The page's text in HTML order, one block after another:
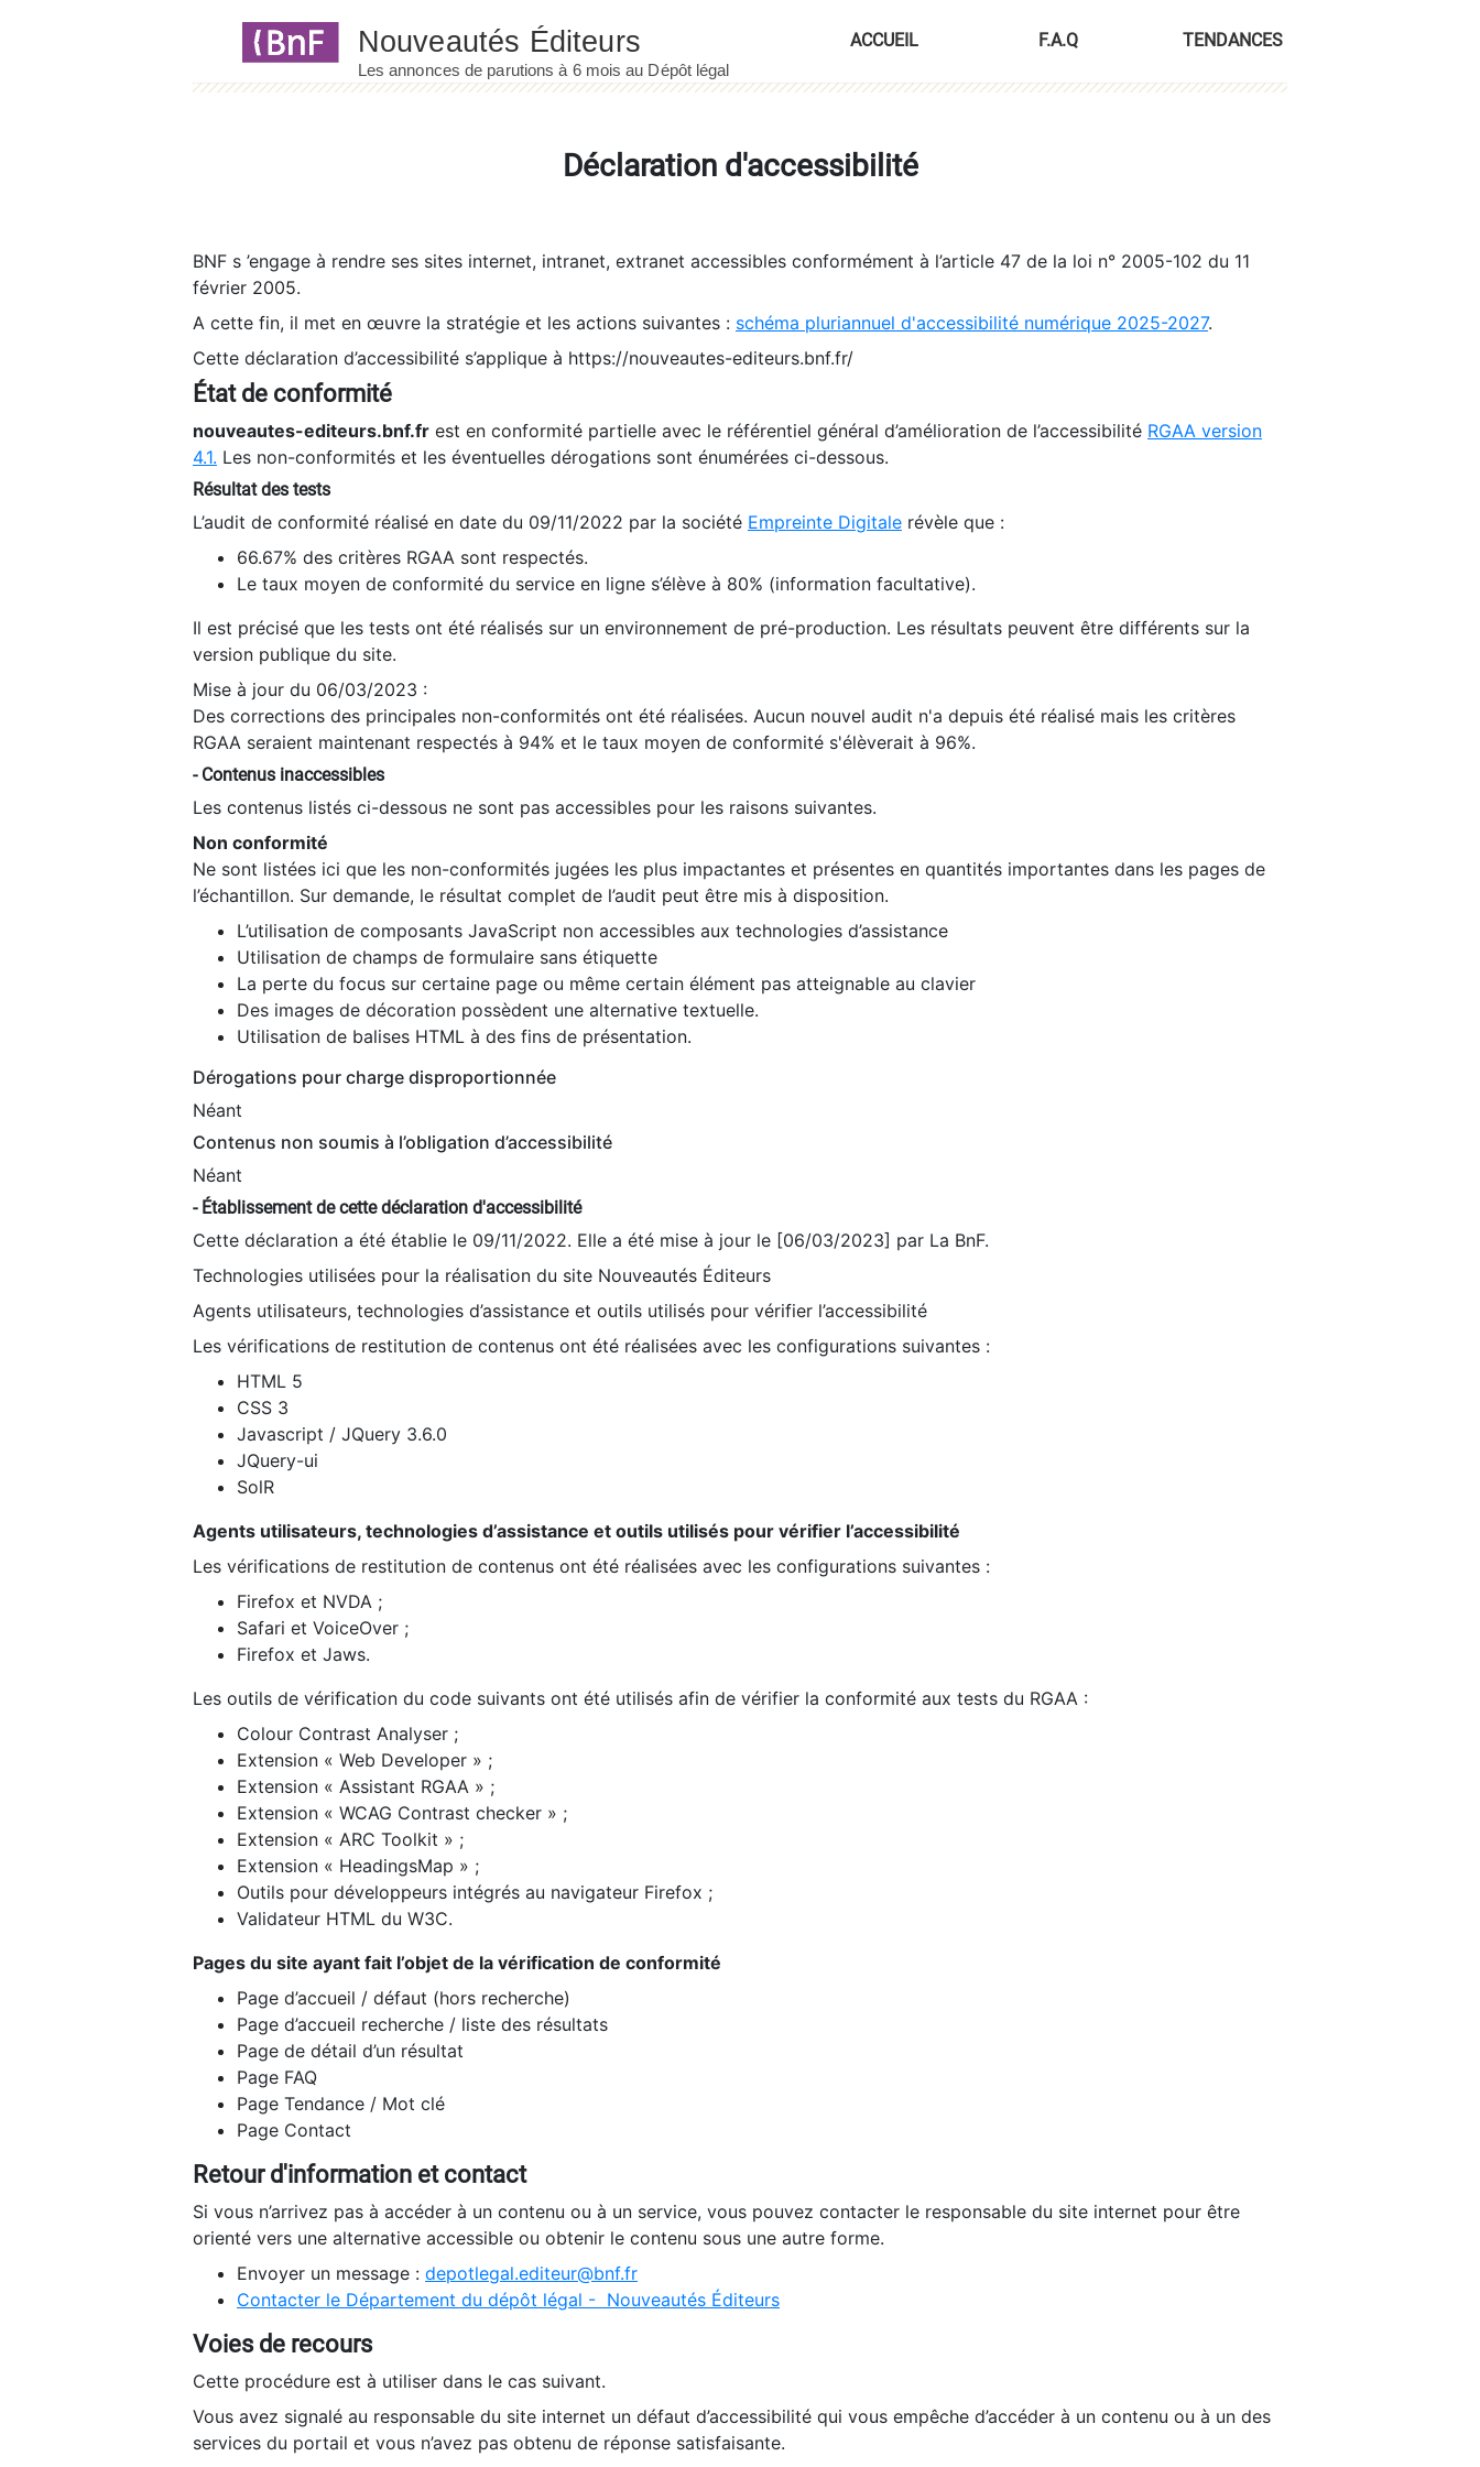
ACCUEIL F.A.Q TENDANCES
Déclaration d'accessibilité
BNF s ’engage à rendre ses sites internet, intranet, extranet accessibles conformément à l’article 47 de la loi n° 2005-102 du 11
février 2005.
A cette fin, il met en œuvre la stratégie et les actions suivantes : schéma pluriannuel d'accessibilité numérique 2025-2027.
Cette déclaration d’accessibilité s’applique à https://nouveautes-editeurs.bnf.fr/
État de conformité
nouveautes-editeurs.bnf.fr est en conformité partielle avec le référentiel général d’amélioration de l’accessibilité RGAA version
4.1. Les non-conformités et les éventuelles dérogations sont énumérées ci-dessous.
Résultat des tests
L’audit de conformité réalisé en date du 09/11/2022 par la société Empreinte Digitale révèle que :
66.67% des critères RGAA sont respectés.
Le taux moyen de conformité du service en ligne s’élève à 80% (information facultative).
Il est précisé que les tests ont été réalisés sur un environnement de pré-production. Les résultats peuvent être différents sur la
version publique du site.
Mise à jour du 06/03/2023 :
Des corrections des principales non-conformités ont été réalisées. Aucun nouvel audit n'a depuis été réalisé mais les critères
RGAA seraient maintenant respectés à 94% et le taux moyen de conformité s'élèverait à 96%.
- Contenus inaccessibles
Les contenus listés ci-dessous ne sont pas accessibles pour les raisons suivantes.
Non conformité
Ne sont listées ici que les non-conformités jugées les plus impactantes et présentes en quantités importantes dans les pages de
l’échantillon. Sur demande, le résultat complet de l’audit peut être mis à disposition.
L’utilisation de composants JavaScript non accessibles aux technologies d’assistance
Utilisation de champs de formulaire sans étiquette
La perte du focus sur certaine page ou même certain élément pas atteignable au clavier
Des images de décoration possèdent une alternative textuelle.
Utilisation de balises HTML à des fins de présentation.
Dérogations pour charge disproportionnée
Néant
Contenus non soumis à l’obligation d’accessibilité
Néant
- Établissement de cette déclaration d'accessibilité
Cette déclaration a été établie le 09/11/2022. Elle a été mise à jour le [06/03/2023] par La BnF.
Technologies utilisées pour la réalisation du site Nouveautés Éditeurs
Agents utilisateurs, technologies d’assistance et outils utilisés pour vérifier l’accessibilité
Les vérifications de restitution de contenus ont été réalisées avec les configurations suivantes :
HTML 5
CSS 3
Javascript / JQuery 3.6.0
JQuery-ui
SolR
Agents utilisateurs, technologies d’assistance et outils utilisés pour vérifier l’accessibilité
Les vérifications de restitution de contenus ont été réalisées avec les configurations suivantes :
Firefox et NVDA ;
Safari et VoiceOver ;
Firefox et Jaws.
Les outils de vérification du code suivants ont été utilisés afin de vérifier la conformité aux tests du RGAA :
Colour Contrast Analyser ;
Extension « Web Developer » ;
Extension « Assistant RGAA » ;
Extension « WCAG Contrast checker » ;
Extension « ARC Toolkit » ;
Extension « HeadingsMap » ;
Outils pour développeurs intégrés au navigateur Firefox ;
Validateur HTML du W3C.
Pages du site ayant fait l’objet de la vérification de conformité
Page d’accueil / défaut (hors recherche)
Page d’accueil recherche / liste des résultats
Page de détail d’un résultat
Page FAQ
Page Tendance / Mot clé
Page Contact
Retour d'information et contact
Si vous n’arrivez pas à accéder à un contenu ou à un service, vous pouvez contacter le responsable du site internet pour être
orienté vers une alternative accessible ou obtenir le contenu sous une autre forme.
Envoyer un message : depotlegal.editeur@bnf.fr
Contacter le Département du dépôt légal - Nouveautés Éditeurs
Voies de recours
Cette procédure est à utiliser dans le cas suivant.
Vous avez signalé au responsable du site internet un défaut d’accessibilité qui vous empêche d’accéder à un contenu ou à un des
services du portail et vous n’avez pas obtenu de réponse satisfaisante.